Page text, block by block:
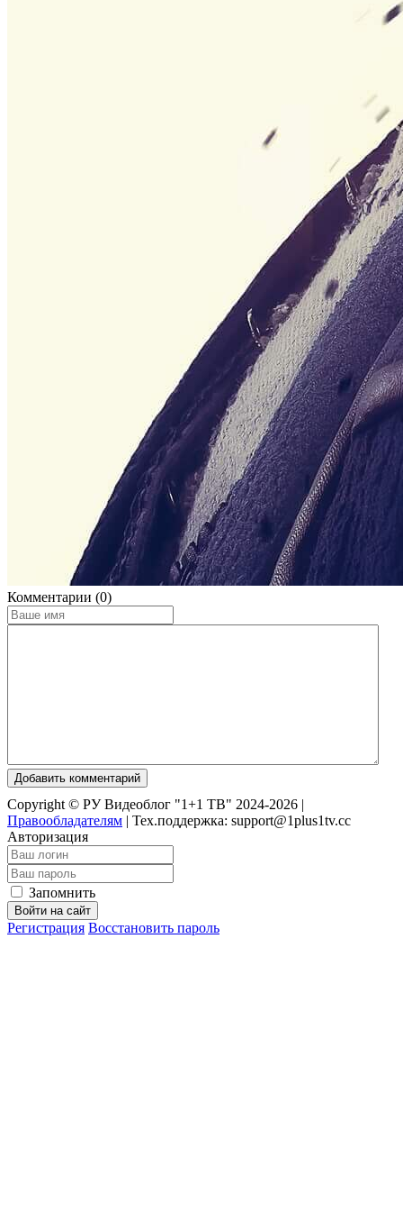
Комментарии (0)
Добавить комментарий
Copyright © РУ Видеоблог "1+1 ТВ" 2024-2026 |
Правообладателям | Тех.поддержка: support@1plus1tv.cc
Авторизация
Запомнить
Войти на сайт
Регистрация Восстановить пароль